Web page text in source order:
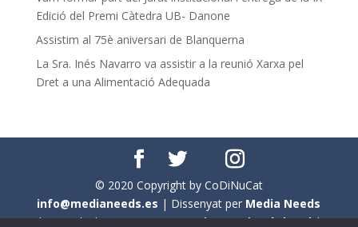
Edició del Premi Càtedra UB- Danone
Assistim al 75è aniversari de Blanquerna
La Sra. Inés Navarro va assistir a la reunió Xarxa pel
Dret a una Alimentació Adequada
© 2020 Copyright by CoDiNuCat
info@medianeeds.es | Dissenyat per Media Needs
| Tots els drets reservats aCoDiNuCat |Avís legal|